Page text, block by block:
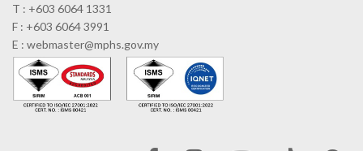
T : +603 6064 1331
F : +603 6064 3991
E : webmaster@mphs.gov.my